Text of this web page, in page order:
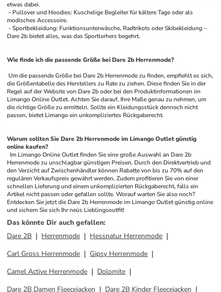
etwas dabei.
modisches Accessoire.
Dare 2b bietet alles, was das Sportlerherz begehrt.
Wie finde ich die passende Größe bei Dare 2b Herrenmode?
die Größentabelle des Herstellers zu Rate zu ziehen. Diese finden Sie in der
Regel auf der Website von Dare 2b oder bei den Produktinformationen im
Limango Online Outlet. Achten Sie darauf, Ihre Maße genau zu nehmen, um
die richtige Größe zu ermitteln. Sollte ein Kleidungsstück dennoch nicht
passen, bietet Limango ein unkompliziertes Rückgaberecht.
Warum sollten Sie Dare 2b Herrenmode im Limango Outlet günstig
online kaufen?
Im Limango Online Outlet finden Sie eine große Auswahl an Dare 2b
Herrenmode zu unschlagbar günstigen Preisen. Durch den Direktvertrieb und
den Verzicht auf Zwischenhändler können Rabatte von bis zu 70% auf den
regulären Verkaufspreis gewährt werden. Zudem profitieren Sie von einer
schnellen Lieferung und einem unkomplizierten Rückgaberecht, falls ein
Artikel nicht passen oder gefallen sollte. Worauf warten Sie also noch?
Entdecken Sie jetzt die Dare 2b Herrenmode im Limango Outlet günstig online
und sichern Sie sich Ihr neüs Lieblingsoutfit!
Das könnte Dir auch gefallen:
Dare 2B
Herrenmode
Hessnatur Herrenmode
Carl Gross Herrenmode
Gipsy Herrenmode
Camel Active Herrenmode
Dolomite
Dare 2B Damen Fleecejacken
Dare 2B Kinder Fleecejacken